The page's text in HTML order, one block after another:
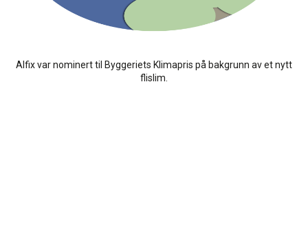
Alfix var nominert til Byggeriets Klimapris på bakgrunn av et nytt
flislim.